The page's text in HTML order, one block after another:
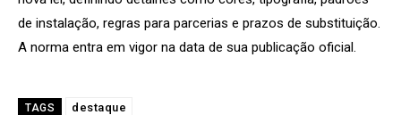
de instalação, regras para parcerias e prazos de substituição.
A norma entra em vigor na data de sua publicação oficial.
TAGS destaque